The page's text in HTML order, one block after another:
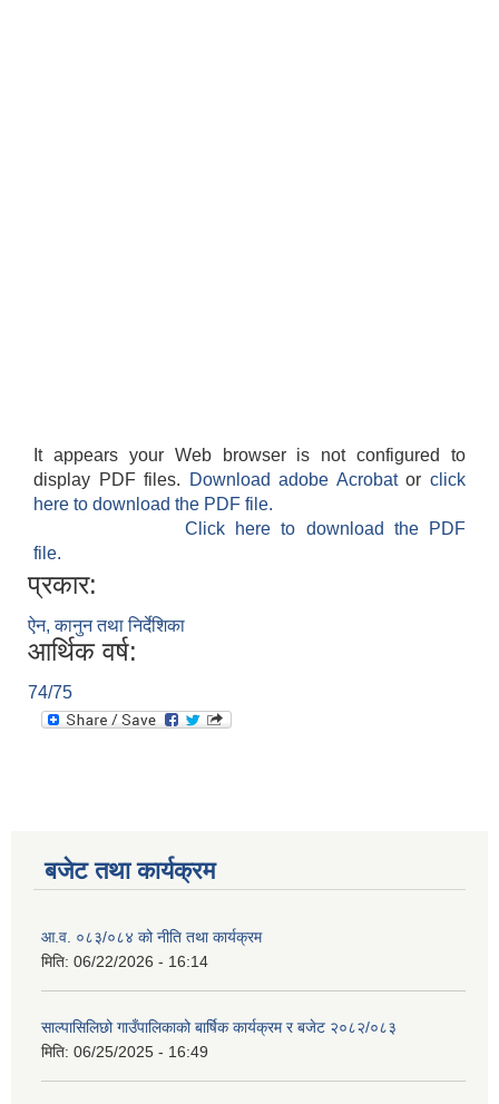
It appears your Web browser is not configured to
display PDF files.
Download adobe Acrobatorclick
here to download the PDF file.
Click here to download the PDF
file.
प्रकार:
ऐन, कानुन तथा निर्देशिका
आर्थिक वर्ष:
74/75
बजेट तथा कार्यक्रम
आ.व. ०८३/०८४ को नीति तथा कार्यक्रम
मिति: 06/22/2026 - 16:14
साल्पासिलिछो गाउँपालिकाको बार्षिक कार्यक्रम र बजेट २०८२/०८३
मिति: 06/25/2025 - 16:49